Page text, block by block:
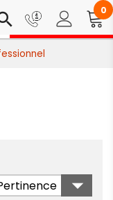
0
